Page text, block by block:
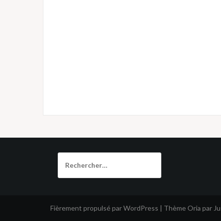
Fièrement propulsé par WordPress | Thème Oria par